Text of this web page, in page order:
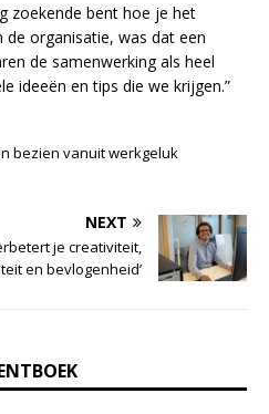
zoekende bent hoe je het
organisatie, was dat een
de samenwerking als heel
ideeën en tips die we krijgen.”
bezien vanuit werkgeluk
NEXT
je creativiteit,
en bevlogenheid’